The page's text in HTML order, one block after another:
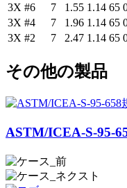
3X #6
7 1.55 1.14 65
3X #4
7 1.96 1.14 65
3X #2
7 2.47 1.14 65
その他の製品
ASTM/ICEA-S-95-